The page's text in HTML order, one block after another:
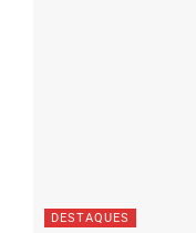
DESTAQUES